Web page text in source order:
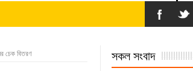
চেক বিতরণ সকল সংবাদ